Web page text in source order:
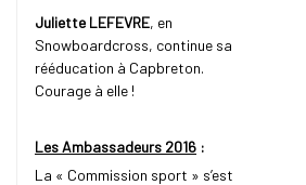
Juliette LEFEVRE, en
Snowboardcross, continue sa
rééducation à Capbreton.
Courage à elle !
Les Ambassadeurs 2016 :
La « Commission sport » s’est